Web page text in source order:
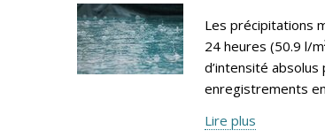
Les précipitations
24 heures (50.9 l/
d’intensité
enregistrements
Lire plus